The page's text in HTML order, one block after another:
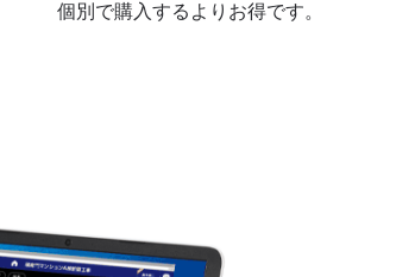
個別で購入するよりお得です。